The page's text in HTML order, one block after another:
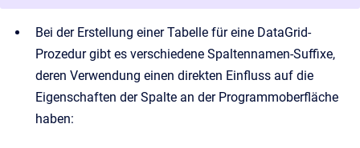
Bei der Erstellung einer Tabelle für eine DataGrid-
Prozedur gibt es verschiedene Spaltennamen-Suffixe,
deren Verwendung einen direkten Einfluss auf die
Eigenschaften der Spalte an der Programmoberfläche
haben: